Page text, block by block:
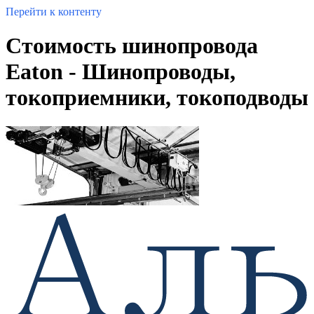
Перейти к контенту
Стоимость шинопровода
Eaton - Шинопроводы,
токоприемники, токоподводы